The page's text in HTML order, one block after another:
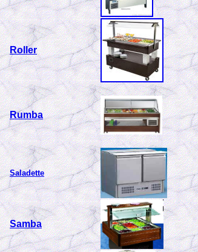
Roller
Rumba
Saladette
Samba